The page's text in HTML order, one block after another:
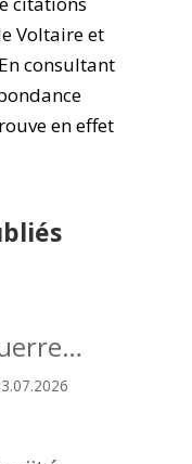
Voltaire et
consultant
en effet